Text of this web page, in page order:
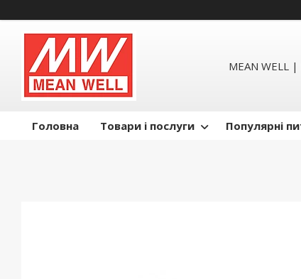
MEAN WELL
Головна Товари і послуги Популярні